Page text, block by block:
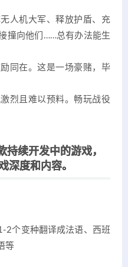
人机大军、释放护盾、充
撞向他们……总有办法能生
同在。这是一场豪赌，毕
烈且难以预料。畅玩战役
持续开发中的游戏，
深度和内容。
2个变种翻译成法语、西班
等